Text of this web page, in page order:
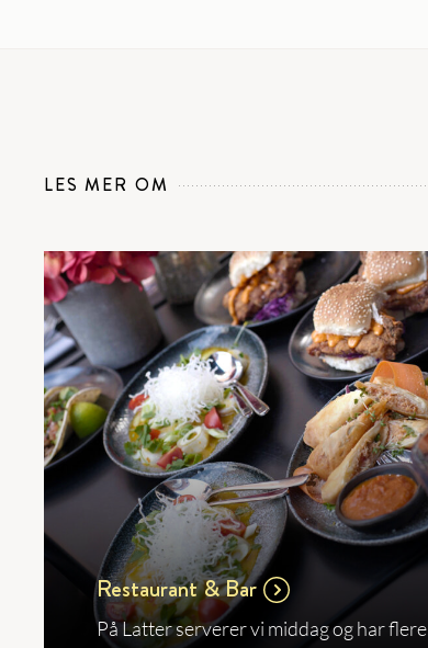
LES MER OM
Restaurant & Bar
På Latter serverer vi middag og har flere